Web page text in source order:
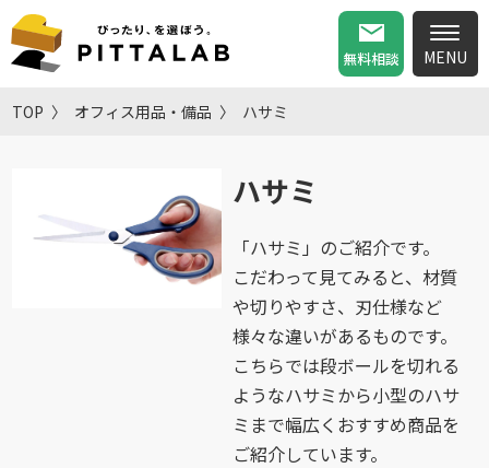
無料相談
TOP オフィス用品・備品 ハサミ
ハサミ
「ハサミ」のご紹介です。
こだわって見てみると、材質
や切りやすさ、刃仕様など
様々な違いがあるものです。
こちらでは段ボールを切れる
ようなハサミから小型のハサ
ミまで幅広くおすすめ商品を
ご紹介しています。